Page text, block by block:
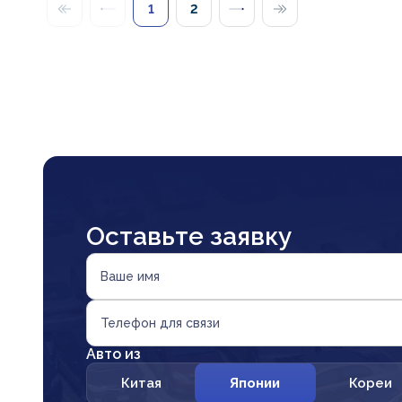
1 2
Оставьте заявку
Ваше имя
Телефон для связи
Авто из
Китая Японии Кореи